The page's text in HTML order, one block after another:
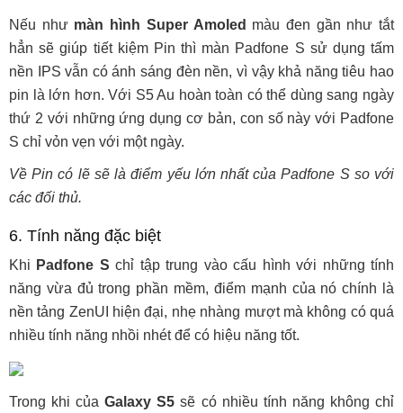
Nếu như màn hình Super Amoled màu đen gần như tắt
hẳn sẽ giúp tiết kiệm Pin thì màn Padfone S sử dụng tấm
nền IPS vẫn có ánh sáng đèn nền, vì vậy khả năng tiêu hao
pin là lớn hơn. Với S5 Au hoàn toàn có thể dùng sang ngày
thứ 2 với những ứng dụng cơ bản, con số này với Padfone
S chỉ vỏn vẹn với một ngày.
Về Pin có lẽ sẽ là điểm yếu lớn nhất của Padfone S so với
các đối thủ.
6. Tính năng đặc biệt
Khi Padfone Schỉ tập trung vào cấu hình với những tính
năng vừa đủ trong phần mềm, điểm mạnh của nó chính là
nền tảng ZenUI hiện đại, nhẹ nhàng mượt mà không có quá
nhiều tính năng nhồi nhét để có hiệu năng tốt.
Trong khi củaGalaxy S5 sẽ có nhiều tính năng không chỉ